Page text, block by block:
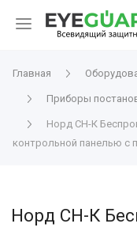
Главная
Приборы
Норд СН-К
контрольной панелью с
Норд СН-К